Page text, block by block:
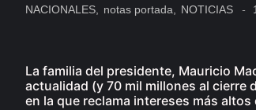
NACIONALES notas portada NOTICIAS -
La familia del presidente, Mauricio
actualidad (y 70 mil millones al cierre
en la que reclama intereses más